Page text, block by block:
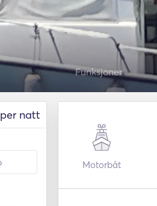
Funksjoner
per natt
Motorbåt